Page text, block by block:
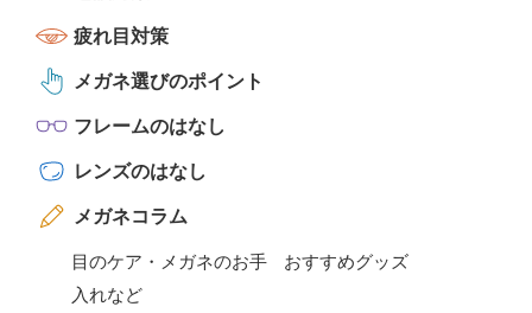
疲れ目対策
メガネ選びのポイント
フレームのはなし
レンズのはなし
メガネコラム
目のケア・メガネのお手
入れなど
おすすめグッズ